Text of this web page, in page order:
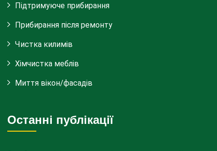
Підтримуюче прибирання
Прибирання після ремонту
Чистка килимів
Хімчистка меблів
Миття вікон/фасадів
Останні публікації